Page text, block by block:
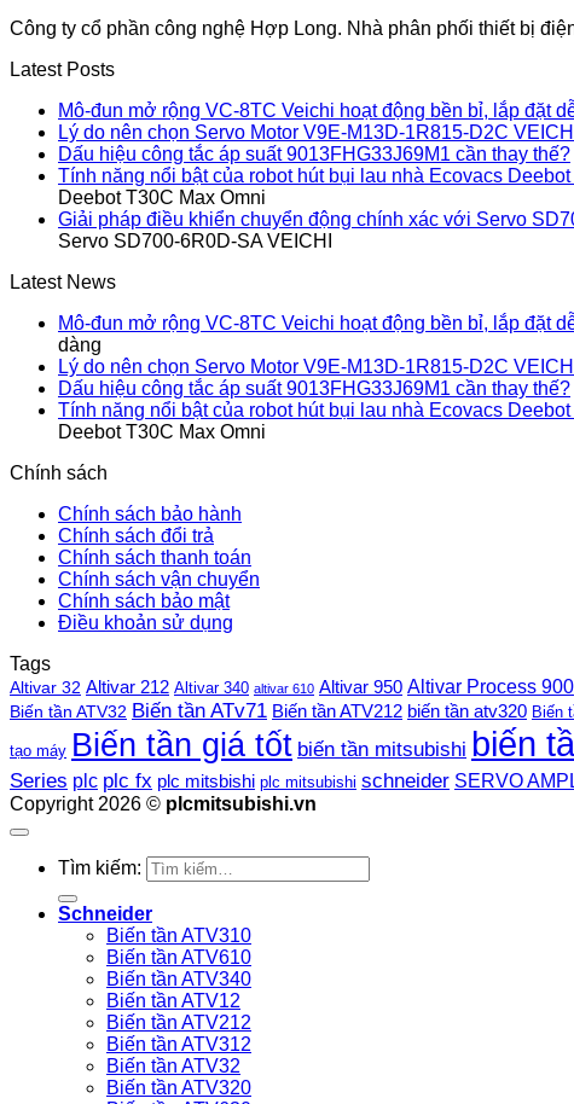
Công ty cổ phần công nghệ Hợp Long. Nhà phân phối thiết bị
Latest Posts
Mô-đun mở rộng VC-8TC Veichi hoạt động bền bỉ, lắp đặt
Lý do nên chọn Servo Motor V9E-M13D-1R815-D2C VEICHI
Dấu hiệu công tắc áp suất 9013FHG33J69M1 cần thay thế?
Tính năng nổi bật của robot hút bụi lau nhà Ecovacs
Deebot T30C Max Omni
Giải pháp điều khiển chuyển động chính xác với Servo
Servo SD700-6R0D-SA VEICHI
Latest News
Mô-đun mở rộng VC-8TC Veichi hoạt động bền bỉ, lắp đặt
dàng
Lý do nên chọn Servo Motor V9E-M13D-1R815-D2C VEICHI
Dấu hiệu công tắc áp suất 9013FHG33J69M1 cần thay thế?
Tính năng nổi bật của robot hút bụi lau nhà Ecovacs
Deebot T30C Max Omni
Chính sách
Chính sách bảo hành
Chính sách đổi trả
Chính sách thanh toán
Chính sách vận chuyển
Chính sách bảo mật
Điều khoản sử dụng
Tags
Altivar 32 Altivar 212 Altivar 340 altivar 610 Altivar 950 Altivar Process 900
Biến tần ATV32 Biến tần ATv71 Biến tần ATV212 biến tần atv320 Biến
tạo máy Biến tần giá tốt biến tần mitsubishi biến
Series plc plc fx plc mitsbishi plc mitsubishi schneider SERVO
Copyright 2026 © plcmitsubishi.vn
Tìm kiếm:
Schneider
Biến tần ATV310
Biến tần ATV610
Biến tần ATV340
Biến tần ATV12
Biến tần ATV212
Biến tần ATV312
Biến tần ATV32
Biến tần ATV320